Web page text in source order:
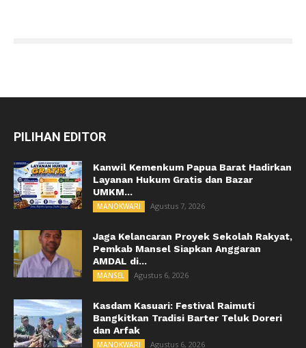
PILIHAN EDITOR
Kanwil Kemenkum Papua Barat Hadirkan
Layanan Hukum Gratis dan Bazar
UMKM...
MANOKWARI Agustus 7, 2026
Jaga Kelancaran Proyek Sekolah Rakyat,
Pemkab Mansel Siapkan Anggaran
AMDAL di...
MANSEL Agustus 6, 2026
Kasdam Kasuari: Festival Raimuti
Bangkitkan Tradisi Barter Teluk Doreri
dan Arfak
MANOKWARI Agustus 6, 2026